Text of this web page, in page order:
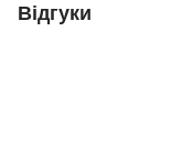
Відгуки